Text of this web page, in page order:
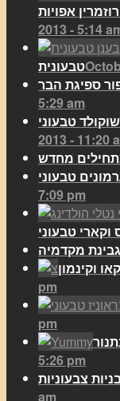
2013 - 5:14
טבעונית
5:29 am
2013 - 11:20
מחדש
טבעוני
7:09 pm
וקארי טבעוני
מקדמיה
וקינמון
pm
pm
5:26 pm
צבעוניות
am